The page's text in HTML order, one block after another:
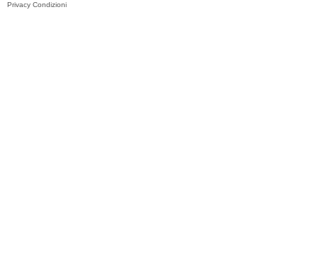
Privacy Condizioni